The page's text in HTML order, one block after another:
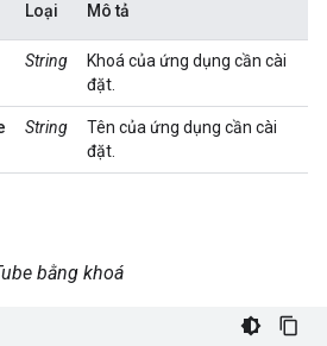
Loại Mô tả
String
Khoá của ứng dụng cần cài
đặt.
String
Tên của ứng dụng cần cài
đặt.
bằng khoá